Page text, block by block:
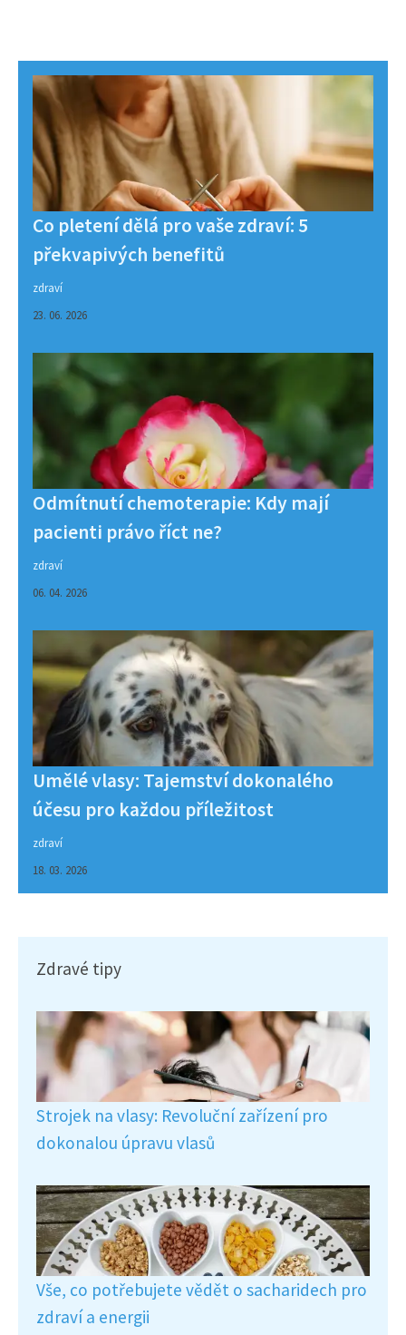
Co pletení dělá pro vaše zdraví: 5
překvapivých benefitů
zdraví
23. 06. 2026
Odmítnutí chemoterapie: Kdy mají
pacienti právo říct ne?
zdraví
06. 04. 2026
Umělé vlasy: Tajemství dokonalého
účesu pro každou příležitost
zdraví
18. 03. 2026
Zdravé tipy
Strojek na vlasy: Revoluční zařízení pro
dokonalou úpravu vlasů
Vše, co potřebujete vědět o sacharidech pro
zdraví a energii